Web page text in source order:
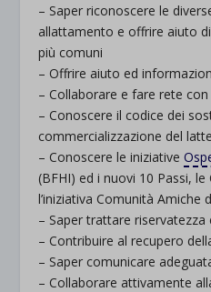
– Saper riconoscere le
allattamento e offrire aiuto
più comuni
– Offrire aiuto ed
– Collaborare e fare rete
– Conoscere il codice dei
commercializzazione del
– Conoscere le iniziative
(BFHI) ed i nuovi 10 Passi,
l’iniziativa Comunità Amiche
– Saper trattare riservatezza
– Contribuire al recupero
– Saper comunicare
– Collaborare attivamente